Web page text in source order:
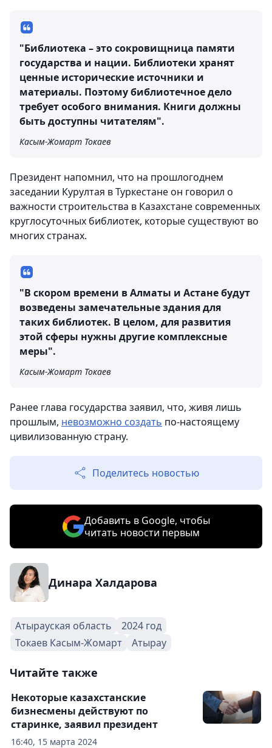
"Библиотека – это сокровищница памяти
государства и нации. Библиотеки хранят
ценные исторические источники и
материалы. Поэтому библиотечное дело
требует особого внимания. Книги должны
быть доступны читателям".
Касым-Жомарт Токаев
Президент напомнил, что на прошлогоднем
заседании Курултая в Туркестане он говорил о
важности строительства в Казахстане современных
круглосуточных библиотек, которые существуют во
многих странах.
"В скором времени в Алматы и Астане будут
возведены замечательные здания для
таких библиотек. В целом, для развития
этой сферы нужны другие комплексные
меры".
Касым-Жомарт Токаев
Ранее глава государства заявил, что, живя лишь
прошлым, невозможно создать по-настоящему
цивилизованную страну.
Поделитесь новостью
Добавить в Google, чтобы
читать новости первым
Динара Халдарова
Атырауская область
2024 год
Токаев Касым-Жомарт
Атырау
Читайте также
16:40, 15 марта 2024
Некоторые казахстанские
бизнесмены действуют по
старинке, заявил президент